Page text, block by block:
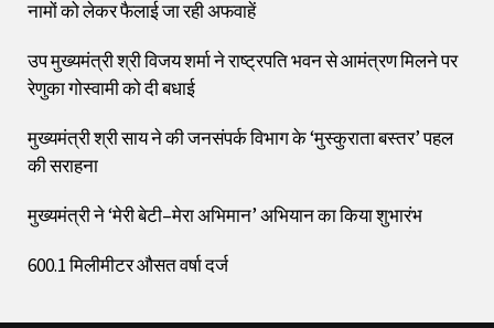
नामों को लेकर फैलाई जा रही अफवाहें
उप मुख्यमंत्री श्री विजय शर्मा ने राष्ट्रपति भवन से आमंत्रण मिलने पर
रेणुका गोस्वामी को दी बधाई
मुख्यमंत्री श्री साय ने की जनसंपर्क विभाग के ‘मुस्कुराता बस्तर’ पहल
की सराहना
मुख्यमंत्री ने ‘मेरी बेटी–मेरा अभिमान’ अभियान का किया शुभारंभ
600.1 मिलीमीटर औसत वर्षा दर्ज